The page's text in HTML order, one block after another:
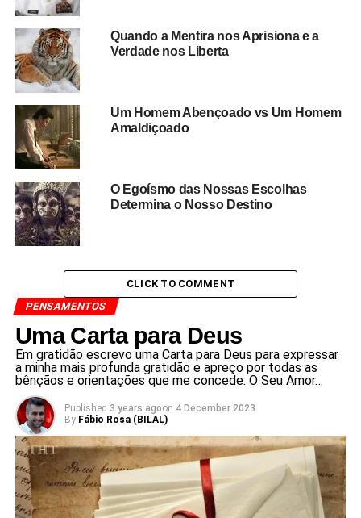
Quando a Mentira nos Aprisiona e a
Verdade nos Liberta
Um Homem Abençoado vs Um Homem
Amaldiçoado
O Egoísmo das Nossas Escolhas
Determina o Nosso Destino
CLICK TO COMMENT
PENSAMENTOS
Uma Carta para Deus
Em gratidão escrevo uma Carta para Deus para expressar
a minha mais profunda gratidão e apreço por todas as
bênçãos e orientações que me concede. O Seu Amor…
Published 3 years agoon 4 December 2023
By Fábio Rosa (BILAL)